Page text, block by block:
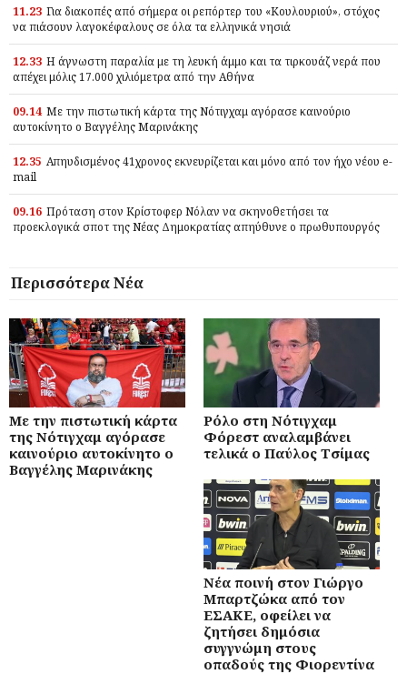
11.23 Για διακοπές από σήμερα οι ρεπόρτερ του «Κουλουριού», στόχος
να πιάσουν λαγοκέφαλους σε όλα τα ελληνικά νησιά
12.33 Η άγνωστη παραλία με τη λευκή άμμο και τα τιρκουάζ νερά που
απέχει μόλις 17.000 χιλιόμετρα από την Αθήνα
09.14 Με την πιστωτική κάρτα της Νότιγχαμ αγόρασε καινούριο
αυτοκίνητο ο Βαγγέλης Μαρινάκης
12.35 Απηυδισμένος 41χρονος εκνευρίζεται και μόνο από τον ήχο νέου e-
mail
09.16 Πρόταση στον Κρίστοφερ Νόλαν να σκηνοθετήσει τα
προεκλογικά σποτ της Νέας Δημοκρατίας απηύθυνε ο πρωθυπουργός
Περισσότερα Νέα
Με την πιστωτική κάρτα
της Νότιγχαμ αγόρασε
καινούριο αυτοκίνητο ο
Βαγγέλης Μαρινάκης
Ρόλο στη Νότιγχαμ
Φόρεστ αναλαμβάνει
τελικά ο Παύλος Τσίμας
Νέα ποινή στον Γιώργο
Μπαρτζώκα από τον
ΕΣΑΚΕ, οφείλει να
ζητήσει δημόσια
συγγνώμη στους
οπαδούς της Φιορεντίνα